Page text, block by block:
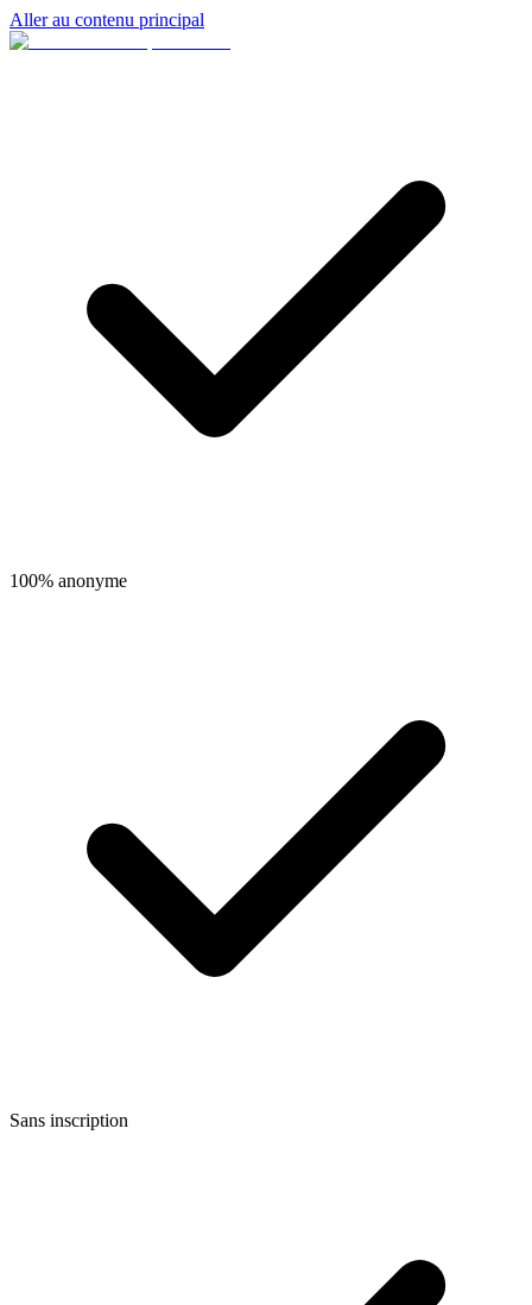
Aller au contenu principal
100% anonyme
Sans inscription